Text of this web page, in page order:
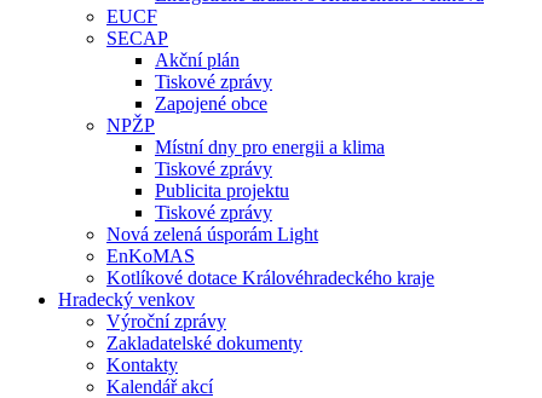
EUCF
SECAP
Akční plán
Tiskové zprávy
Zapojené obce
NPŽP
Místní dny pro energii a klima
Tiskové zprávy
Publicita projektu
Tiskové zprávy
Nová zelená úsporám Light
EnKoMAS
Kotlíkové dotace Královéhradeckého kraje
Hradecký venkov
Výroční zprávy
Zakladatelské dokumenty
Kontakty
Kalendář akcí